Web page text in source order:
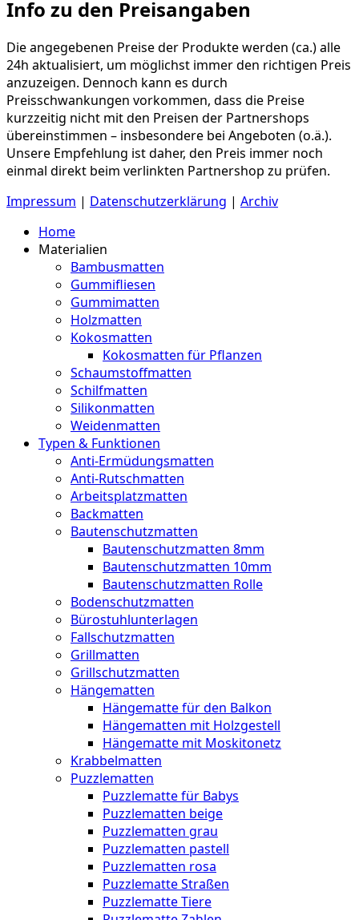
Info zu den Preisangaben
Die angegebenen Preise der Produkte werden (ca.) alle
24h aktualisiert, um möglichst immer den richtigen Preis
anzuzeigen. Dennoch kann es durch
Preisschwankungen vorkommen, dass die Preise
kurzzeitig nicht mit den Preisen der Partnershops
übereinstimmen – insbesondere bei Angeboten (o.ä.).
Unsere Empfehlung ist daher, den Preis immer noch
einmal direkt beim verlinkten Partnershop zu prüfen.
Impressum | Datenschutzerklärung | Archiv
Home
Materialien
Bambusmatten
Gummifliesen
Gummimatten
Holzmatten
Kokosmatten
Kokosmatten für Pflanzen
Schaumstoffmatten
Schilfmatten
Silikonmatten
Weidenmatten
Typen & Funktionen
Anti-Ermüdungsmatten
Anti-Rutschmatten
Arbeitsplatzmatten
Backmatten
Bautenschutzmatten
Bautenschutzmatten 8mm
Bautenschutzmatten 10mm
Bautenschutzmatten Rolle
Bodenschutzmatten
Bürostuhlunterlagen
Fallschutzmatten
Grillmatten
Grillschutzmatten
Hängematten
Hängematte für den Balkon
Hängematten mit Holzgestell
Hängematte mit Moskitonetz
Krabbelmatten
Puzzlematten
Puzzlematte für Babys
Puzzlematten beige
Puzzlematten grau
Puzzlematten pastell
Puzzlematten rosa
Puzzlematte Straßen
Puzzlematte Tiere